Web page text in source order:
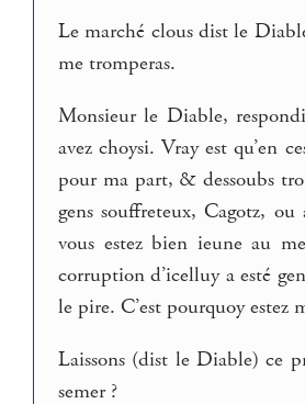
Le marché clous dist le
me tromperas.
Monsieur le Diable,
avez choysi. Vray est qu’en
pour ma part, & dessoubs
gens souffreteux, Cagotz,
vous estez bien ieune au
corruption d’icelluy a esté
le pire. C’est pourquoy estez
Laissons (dist le Diable) ce
semer ?